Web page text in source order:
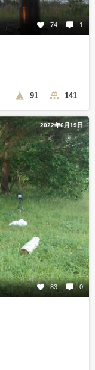
74 1
91 141
2022年6月19日
83 0